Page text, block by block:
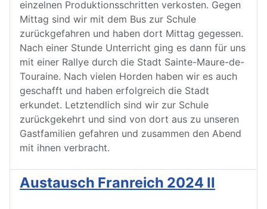
einzelnen Produktionsschritten verkosten. Gegen
Mittag sind wir mit dem Bus zur Schule
zurückgefahren und haben dort Mittag gegessen.
Nach einer Stunde Unterricht ging es dann für uns
mit einer Rallye durch die Stadt Sainte-Maure-de-
Touraine. Nach vielen Horden haben wir es auch
geschafft und haben erfolgreich die Stadt
erkundet. Letztendlich sind wir zur Schule
zurückgekehrt und sind von dort aus zu unseren
Gastfamilien gefahren und zusammen den Abend
mit ihnen verbracht.
Austausch Franreich 2024 II